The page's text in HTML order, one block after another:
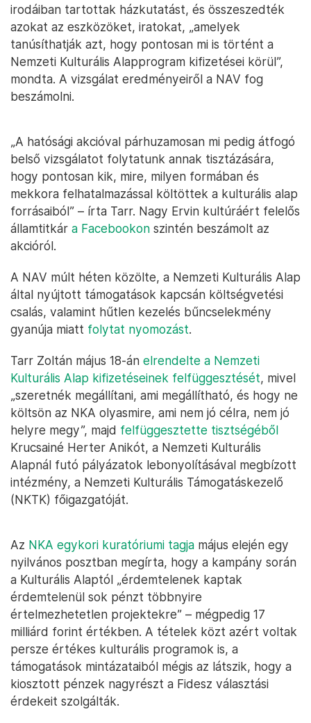
irodáiban tartottak házkutatást, és összeszedték
azokat az eszközöket, iratokat, „amelyek
tanúsíthatják azt, hogy pontosan mi is történt a
Nemzeti Kulturális Alapprogram kifizetései körül”,
mondta. A vizsgálat eredményeiről a NAV fog
beszámolni.
„A hatósági akcióval párhuzamosan mi pedig átfogó
belső vizsgálatot folytatunk annak tisztázására,
hogy pontosan kik, mire, milyen formában és
mekkora felhatalmazással költöttek a kulturális alap
forrásaiból” – írta Tarr. Nagy Ervin kultúráért felelős
államtitkár a Facebookon szintén beszámolt az
akcióról.
A NAV múlt héten közölte, a Nemzeti Kulturális Alap
által nyújtott támogatások kapcsán költségvetési
csalás, valamint hűtlen kezelés bűncselekmény
gyanúja miatt folytat nyomozást.
Tarr Zoltán május 18-án elrendelte a Nemzeti
Kulturális Alap kifizetéseinek felfüggesztését, mivel
„szeretnék megállítani, ami megállítható, és hogy ne
költsön az NKA olyasmire, ami nem jó célra, nem jó
helyre megy”, majd felfüggesztette tisztségéből
Krucsainé Herter Anikót, a Nemzeti Kulturális
Alapnál futó pályázatok lebonyolításával megbízott
intézmény, a Nemzeti Kulturális Támogatáskezelő
(NKTK) főigazgatóját.
Az NKA egykori kuratóriumi tagja május elején egy
nyilvános posztban megírta, hogy a kampány során
a Kulturális Alaptól „érdemtelenek kaptak
érdemtelenül sok pénzt többnyire
értelmezhetetlen projektekre” – mégpedig 17
milliárd forint értékben. A tételek közt azért voltak
persze értékes kulturális programok is, a
támogatások mintázataiból mégis az látszik, hogy a
kiosztott pénzek nagyrészt a Fidesz választási
érdekeit szolgálták.